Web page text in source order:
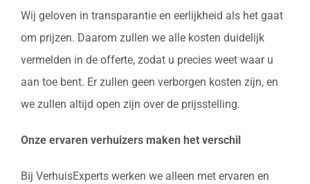
Wij geloven in transparantie en eerlijkheid als het gaat
om prijzen. Daarom zullen we alle kosten duidelijk
vermelden in de offerte, zodat u precies weet waar u
aan toe bent. Er zullen geen verborgen kosten zijn, en
we zullen altijd open zijn over de prijsstelling.
Onze ervaren verhuizers maken het verschil
Bij VerhuisExperts werken we alleen met ervaren en